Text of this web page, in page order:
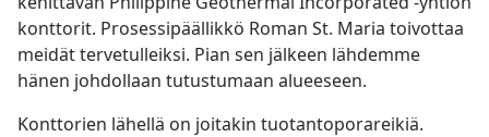
konttorit. Prosessipäällikkö Roman St. Maria toivottaa
meidät tervetulleiksi. Pian sen jälkeen lähdemme
hänen johdollaan tutustumaan alueeseen.
Konttorien lähellä on joitakin tuotantoporareikiä.